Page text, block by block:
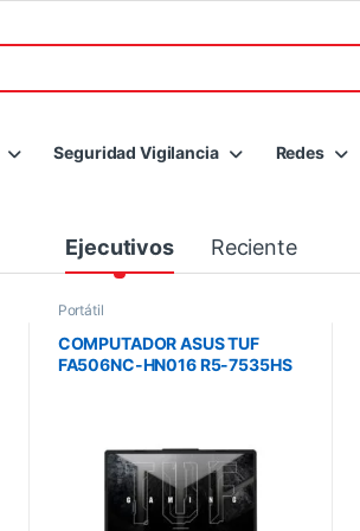
Seguridad Vigilancia Redes
Ejecutivos Reciente
Portátil
COMPUTADOR ASUS TUF
FA506NC-HN016 R5-7535HS